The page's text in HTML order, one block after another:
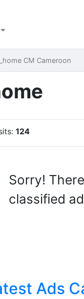
CM Cameroon
124
Sorry!
classified
Ads